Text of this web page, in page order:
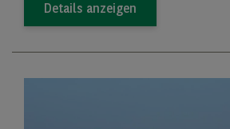
Details anzeigen